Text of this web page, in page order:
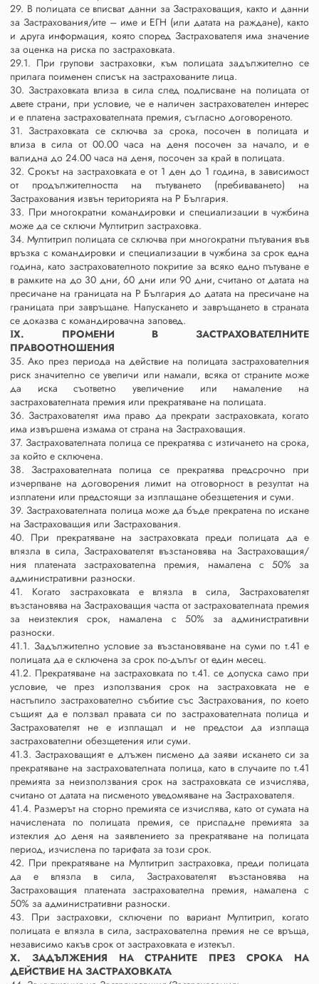
29. В полицата се вписват данни за Застраховащия, както и данни
за Застрахования/ите – име и ЕГН (или датата на раждане), както
и друга информация, която според Застрахователя има значение
за оценка на риска по застраховката.
29.1. При групови застраховки, към полицата задължително се
прилага поименен списък на застрахованите лица.
30. Застраховката влиза в сила след подписване на полицата от
двете страни, при условие, че е наличен застрахователен интерес
и е платена застрахователната премия, съгласно договореното.
31. Застраховката се сключва за срока, посочен в полицата и
влиза в сила от 00.00 часа на деня посочен за начало, и е
валидна до 24.00 часа на деня, посочен за край в полицата.
32. Срокът на застраховката е от 1 ден до 1 година, в зависимост
от продължителността на пътуването (пребиваването) на
Застрахования извън територията на Р България.
33. При многократни командировки и специализации в чужбина
може да се сключи Мултитрип застраховка.
34. Мултитрип полицата се сключва при многократни пътувания във
връзка с командировки и специализации в чужбина за срок една
година, като застрахователното покритие за всяко едно пътуване е
в рамките на до 30 дни, 60 дни или 90 дни, считано от датата на
пресичане на границата на Р България до датата на пресичане на
границата при завръщане. Напускането и завръщането в страната
се доказва с командировачна заповед.
ІХ. ПРОМЕНИ В ЗАСТРАХОВАТЕЛНИТЕ
ПРАВООТНОШЕНИЯ
35. Ако през периода на действие на полицата застрахователния
риск значително се увеличи или намали, всяка от страните може
да иска съответно увеличение или намаление на
застрахователната премия или прекратяване на полицата.
36. Застрахователят има право да прекрати застраховката, когато
има извършена измама от страна на Застраховащия.
37. Застрахователната полица се прекратява с изтичането на срока,
за който е сключена.
38. Застрахователната полица се прекратява предсрочно при
изчерпване на договорения лимит на отговорност в резултат на
изплатени или предстоящи за изплащане обезщетения и суми.
39. Застрахователната полица може да бъде прекратена по искане
на Застраховащия или Застрахования.
40. При прекратяване на застраховката преди полицата да е
влязла в сила, Застрахователят възстановява на Застраховащия/
ния платената застрахователна премия, намалена с 50% за
административни разноски.
41. Когато застраховката е влязла в сила, Застрахователят
възстановява на Застраховащия частта от застрахователната премия
за неизтеклия срок, намалена с 50% за административни
разноски.
41.1. Задължително условие за възстановяване на суми по т.41 е
полицата да е сключена за срок по-дълъг от един месец.
41.2. Прекратяване на застраховката по т.41. се допуска само при
условие, че през използвания срок на застраховката не е
настъпило застрахователно събитие със Застрахования, по което
същият да е ползвал правата си по застрахователната полица и
Застрахователят не е изплащал и не предстои да изплаща
застрахователни обезщетения или суми.
41.3. Застраховащият е длъжен писмено да заяви искането си за
прекратяване на застрахователната полица, като в случаите по т.41
премията за неизползвания срок на застраховката се изчислява,
считано от датата на писменото уведомяване на Застрахователя.
41.4. Размерът на сторно премията се изчислява, като от сумата на
начислената по полицата премия, се приспадне премията за
изтеклия до деня на заявлението за прекратяване на полицата
период, изчислена по тарифата за този срок.
42. При прекратяване на Мултитрип застраховка, преди полицата
да е влязла в сила, Застрахователят възстановява на
Застраховащия платената застрахователна премия, намалена с
50% за административни разноски.
43. При застраховки, сключени по вариант Мултитрип, когато
полицата е влязла в сила, застрахователна премия не се връща,
независимо какъв срок от застраховката е изтекъл.
Х. ЗАДЪЛЖЕНИЯ НА СТРАНИТЕ ПРЕЗ СРОКА НА
ДЕЙСТВИЕ НА ЗАСТРАХОВКАТА